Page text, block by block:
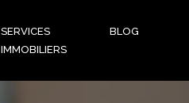
SERVICES
IMMOBILIERS
BLOG